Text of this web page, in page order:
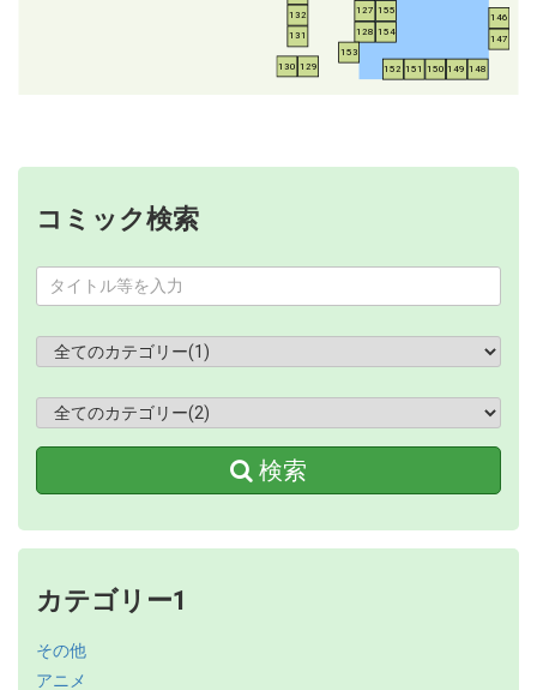
127
128
129
130
131
132
146
147
148
149
150
151
152
153
154
155
コミック検索
検索
カテゴリー1
その他
アニメ